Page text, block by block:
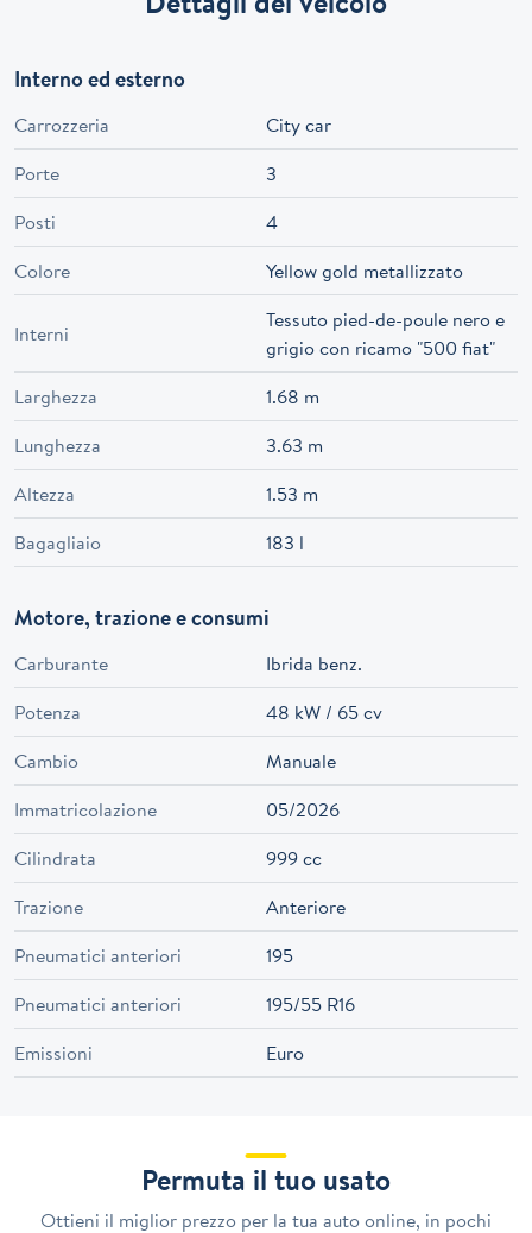
Interno ed esterno
Carrozzeria
City car
Porte
3
Posti
4
Colore
Yellow gold metallizzato
Interni
Tessuto pied-de-poule nero e
grigio con ricamo "500 fiat"
Larghezza
1.68 m
Lunghezza
3.63 m
Altezza
1.53 m
Bagagliaio
183 l
Motore, trazione e consumi
Carburante
Ibrida benz.
Potenza
48 kW / 65 cv
Cambio
Manuale
Immatricolazione
05/2026
Cilindrata
999 cc
Trazione
Anteriore
Pneumatici anteriori
195
Pneumatici anteriori
195/55 R16
Emissioni
Euro
Permuta il tuo usato
Ottieni il miglior prezzo per la tua auto online, in pochi